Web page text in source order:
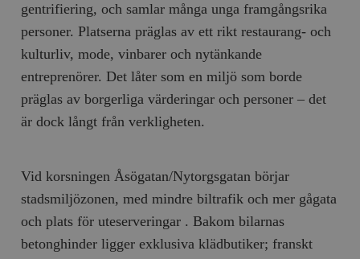
gentrifiering, och samlar många unga framgångsrika
personer. Platserna präglas av ett rikt restaurang- och
kulturliv, mode, vinbarer och nytänkande
entreprenörer. Det låter som en miljö som borde
präglas av borgerliga värderingar och personer – det
är dock långt från verkligheten.
Vid korsningen Åsögatan/Nytorgsgatan börjar
stadsmiljözonen, med mindre biltrafik och mer gågata
och plats för uteserveringar . Bakom bilarnas
betonghinder ligger exklusiva klädbutiker; franskt